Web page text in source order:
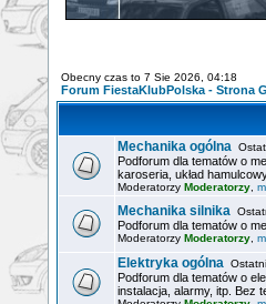
Obecny czas to 7 Sie 2026, 04:18
Forum FiestaKlubPolska - Strona
Mechanika ogólna
Podforum dla tematów o
karoseria, układ
Moderatorzy Moderatorzy
Mechanika silnika
Podforum dla tematów o
Moderatorzy Moderatorzy
Elektryka ogólna
Podforum dla tematów o
instalacja, alarmy, itp. Bez